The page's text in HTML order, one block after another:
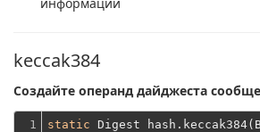
keccak384
Создайте операнд дайджеста
1 static